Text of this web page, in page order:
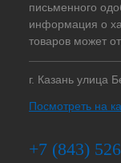
письменного
информация о
товаров может
г. Казань улица
Посмотреть на
+7 (843)